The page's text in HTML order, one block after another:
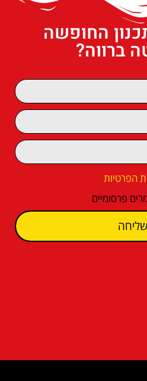
החופשה
ברווה?
הפרטיות
פרסומיים
שליחה